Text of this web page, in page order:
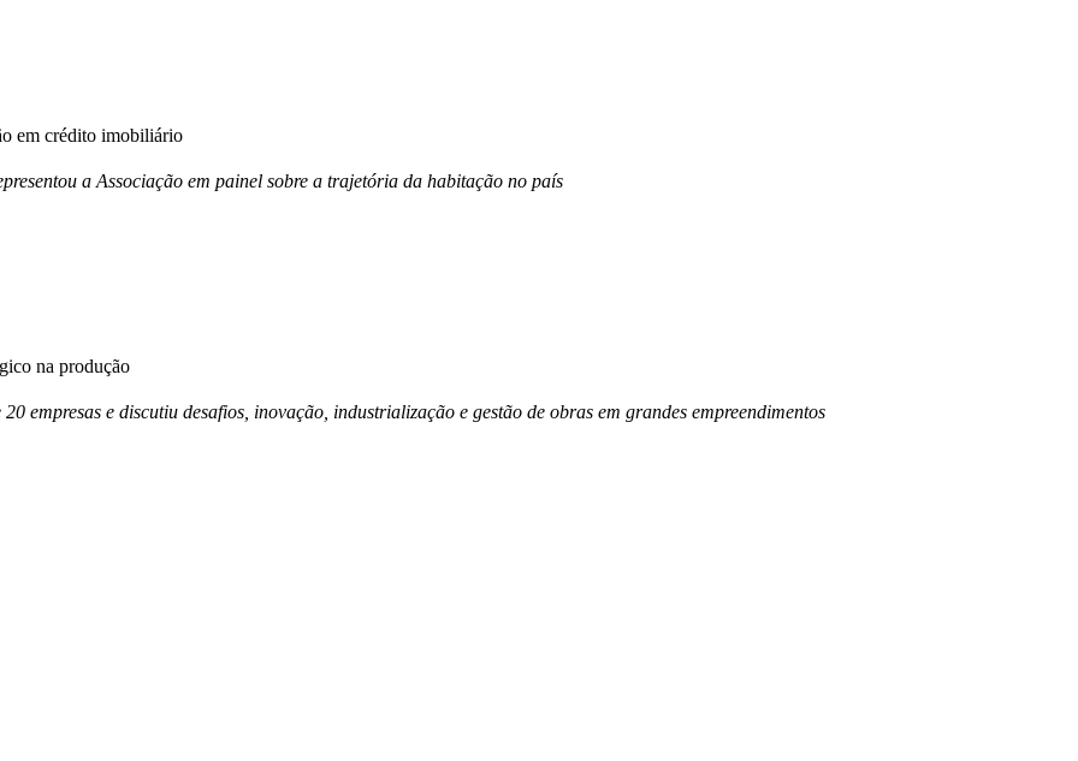
em crédito imobiliário
a Associação em painel sobre a trajetória da habitação no país
na produção
empresas e discutiu desafios, inovação, industrialização e gestão de obras em grandes empreendimentos